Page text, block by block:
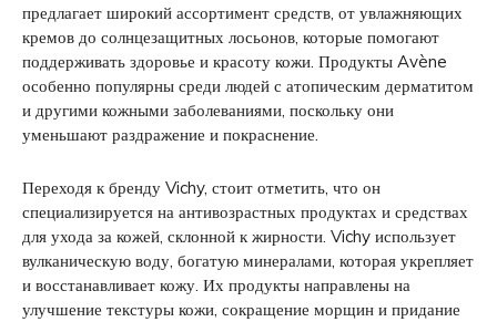
предлагает широкий ассортимент средств, от увлажняющих
кремов до солнцезащитных лосьонов, которые помогают
поддерживать здоровье и красоту кожи. Продукты Avène
особенно популярны среди людей с атопическим дерматитом
и другими кожными заболеваниями, поскольку они
уменьшают раздражение и покраснение.
Переходя к бренду Vichy, стоит отметить, что он
специализируется на антивозрастных продуктах и средствах
для ухода за кожей, склонной к жирности. Vichy использует
вулканическую воду, богатую минералами, которая укрепляет
и восстанавливает кожу. Их продукты направлены на
улучшение текстуры кожи, сокращение морщин и придание